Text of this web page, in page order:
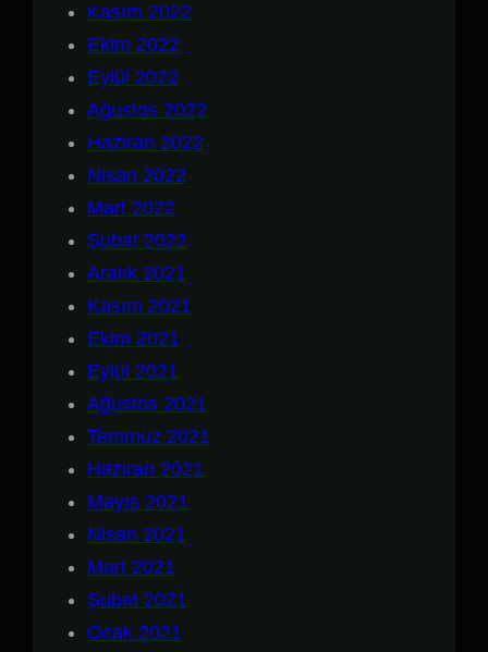
Kasım 2022
Ekim 2022
Eylül 2022
Ağustos 2022
Haziran 2022
Nisan 2022
Mart 2022
Şubat 2022
Aralık 2021
Kasım 2021
Ekim 2021
Eylül 2021
Ağustos 2021
Temmuz 2021
Haziran 2021
Mayıs 2021
Nisan 2021
Mart 2021
Şubat 2021
Ocak 2021